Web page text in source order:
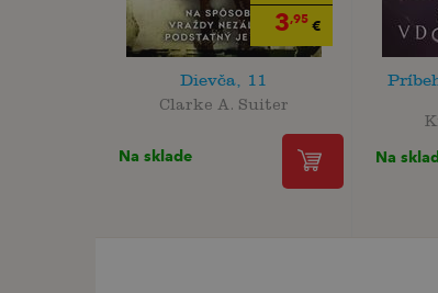
3,95 €
Dievča, 11
Clarke A. Suiter
Na sklade Na